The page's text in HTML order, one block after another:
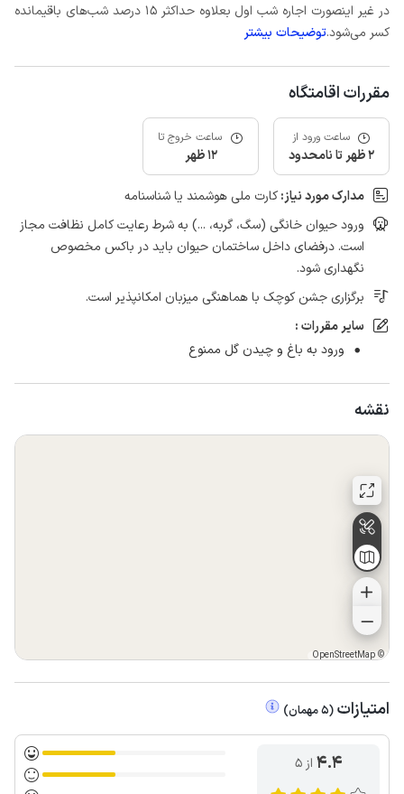
در غیر اینصورت اجاره شب اول بعلاوه حداکثر 15 درصد شب‌های باقیمانده
کسر می‌شود.توضیحات بیشتر
مقررات اقامتگاه
ساعت ورود از
2 ظهر تا نامحدود
ساعت خروج تا
12 ظهر
مدارک مورد نیاز:کارت ملی هوشمند یا شناسنامه
ورود حیوان خانگی (سگ، گربه، ...) به شرط رعایت کامل نظافت مجاز
است. درفضای داخل ساختمان حیوان باید در باکس مخصوص
نگهداری شود.
برگزاری جشن کوچک با هماهنگی میزبان امکانپذیر است.
سایر مقررات :
ورود به باغ و چیدن گل ممنوع
نقشه
©
OpenStreetMap
امتیازات (
5مهمان)
4.4 از ۵